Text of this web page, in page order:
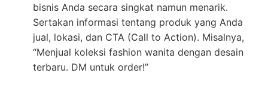
bisnis Anda secara singkat namun menarik.
Sertakan informasi tentang produk yang Anda
jual, lokasi, dan CTA (Call to Action). Misalnya,
“Menjual koleksi fashion wanita dengan desain
terbaru. DM untuk order!”